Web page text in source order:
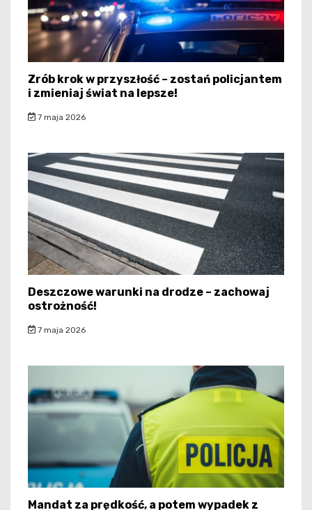
Zrób krok w przyszłość – zostań policjantem
i zmieniaj świat na lepsze!
7 maja 2026
Deszczowe warunki na drodze – zachowaj
ostrożność!
7 maja 2026
Mandat za prędkość, a potem wypadek z